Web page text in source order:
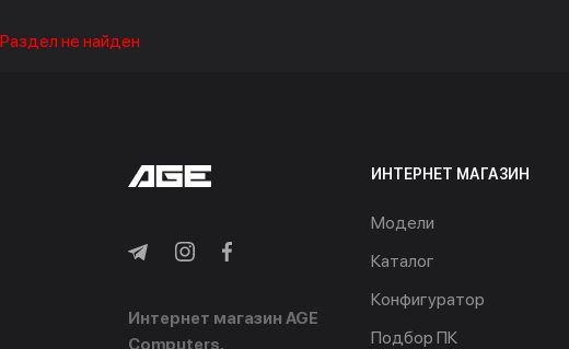
Раздел не найден
Интернет магазин AGE
Computers.
ИНТЕРНЕТ МАГАЗИН
Модели
Каталог
Конфигуратор
Подбор ПК